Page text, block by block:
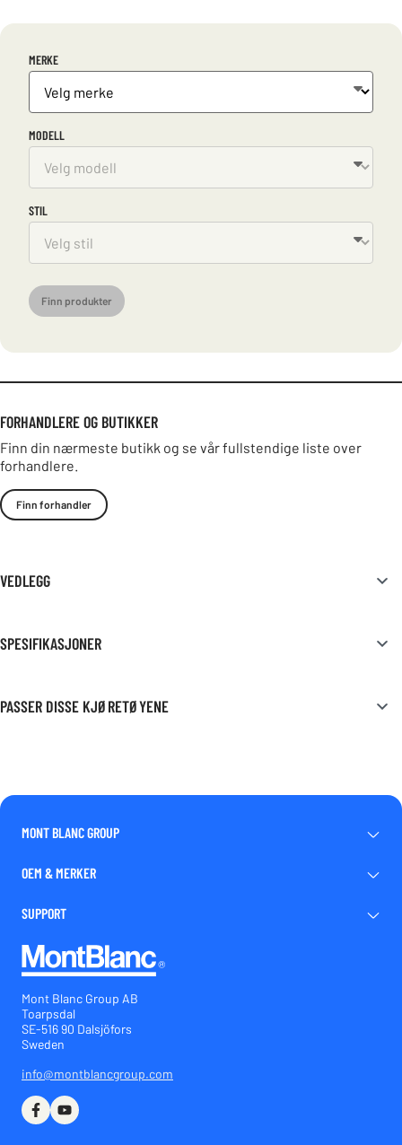
MERKE
MODELL
STIL
Finn produkter
FORHANDLERE OG BUTIKKER
Finn din nærmeste butikk og se vår fullstendige liste over
forhandlere.
Finn forhandler
VEDLEGG
SPESIFIKASJONER
PASSER DISSE KJØRETØYENE
MONT BLANC GROUP
OEM & MERKER
SUPPORT
Mont Blanc Group AB
Toarpsdal
SE-516 90 Dalsjöfors
Sweden
info@montblancgroup.com